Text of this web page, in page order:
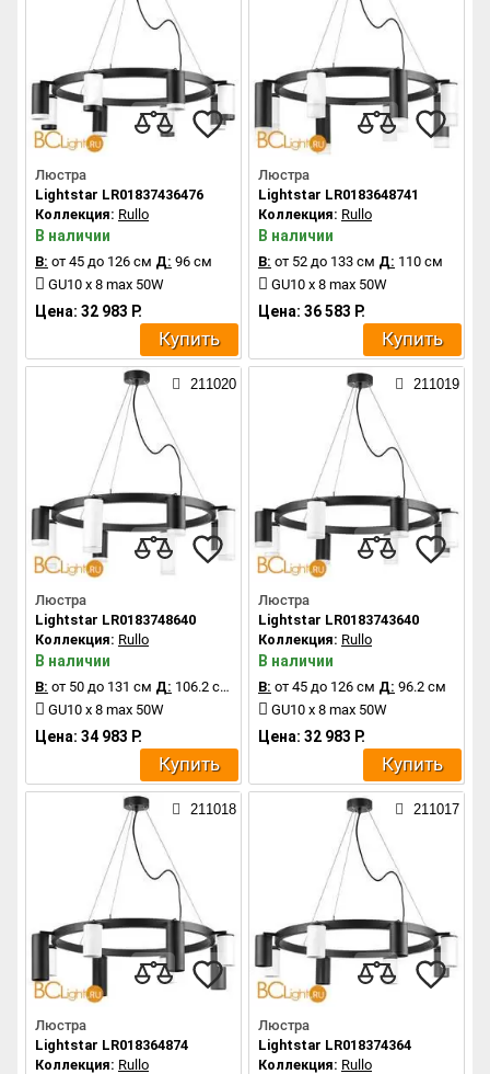
Люстра
Lightstar LR01837436476
Коллекция: Rullo
В наличии
В: от 45 до 126 см Д: 96 см
GU10 x 8 max 50W
Цена: 32 983 Р.
Купить
Люстра
Lightstar LR0183648741
Коллекция: Rullo
В наличии
В: от 52 до 133 см Д: 110 см
GU10 x 8 max 50W
Цена: 36 583 Р.
Купить
211020
Люстра
Lightstar LR0183748640
Коллекция: Rullo
В наличии
В: от 50 до 131 см Д: 106.2 см
GU10 x 8 max 50W
Цена: 34 983 Р.
Купить
211019
Люстра
Lightstar LR0183743640
Коллекция: Rullo
В наличии
В: от 45 до 126 см Д: 96.2 см
GU10 x 8 max 50W
Цена: 32 983 Р.
Купить
211018
Люстра
Lightstar LR018364874
Коллекция: Rullo
211017
Люстра
Lightstar LR018374364
Коллекция: Rullo